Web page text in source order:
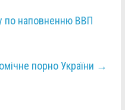
по наповненню ВВП
порно України →